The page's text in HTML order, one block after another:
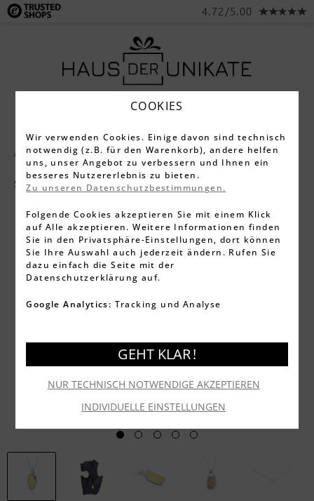
4.72/5.00
Alle Produkte Schmuck Halsketten
Silber
COOKIES
Wir verwenden Cookies. Einige davon sind technisch
notwendig (z.B. für den Warenkorb), andere helfen
uns, unser Angebot zu verbessern und Ihnen ein
besseres Nutzererlebnis zu bieten.
Zu unseren Datenschutzbestimmungen.
Folgende Cookies akzeptieren Sie mit einem Klick
auf Alle akzeptieren. Weitere Informationen finden
Sie in den Privatsphäre-Einstellungen, dort können
Sie Ihre Auswahl auch jederzeit ändern. Rufen Sie
dazu einfach die Seite mit der
Datenschutzerklärung auf.
Google Analytics: Tracking und Analyse
INDIVIDUELLE EINSTELLUNGEN
NUR TECHNISCH NOTWENDIGE AKZEPTIEREN
GEHT KLAR !